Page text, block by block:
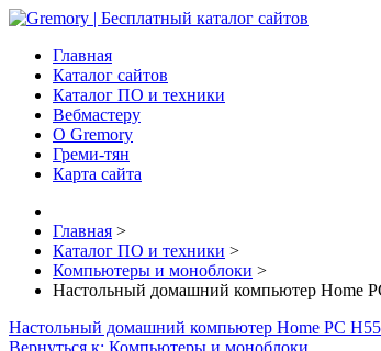
Главная
Каталог сайтов
Каталог ПО и техники
Вебмастеру
О Gremory
Греми-тян
Карта сайта
Главная >
Каталог ПО и техники >
Компьютеры и моноблоки >
Настольный домашний компьютер Home
Настольный домашний компьютер Home PC
Вернуться к: Компьютеры и моноблоки